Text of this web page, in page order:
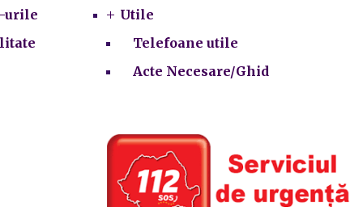
urile
Utile
Telefoane utile
Acte Necesare/Ghid